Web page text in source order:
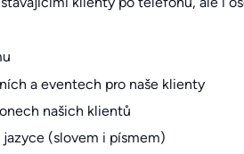
a eventech pro naše klienty
našich klientů
(slovem i písmem)